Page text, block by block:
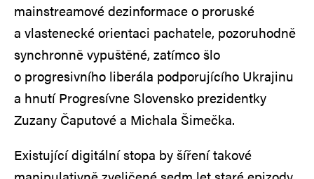
mainstreamové dezinformace o proruské
a vlastenecké orientaci pachatele, pozoruhodně
synchronně vypuštěné, zatímco šlo
o progresivního liberála podporujícího Ukrajinu
a hnutí Progresívne Slovensko prezidentky
Zuzany Čaputové a Michala Šimečka.
Existující digitální stopa by šíření takové